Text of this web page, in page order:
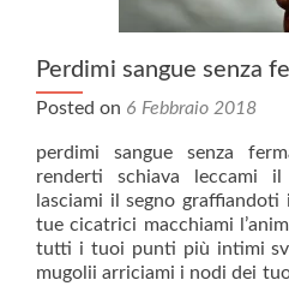
Perdimi sangue senza
Posted on 6 Febbraio 2018
perdimi sangue senza
renderti schiava leccami
lasciami il segno
tue cicatrici macchiami
tutti i tuoi punti più intimi
mugolii arriciami i nodi dei